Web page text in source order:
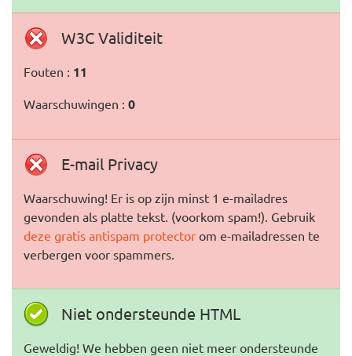
W3C Validiteit
Fouten : 11
Waarschuwingen : 0
E-mail Privacy
Waarschuwing! Er is op zijn minst 1 e-mailadres
gevonden als platte tekst. (voorkom spam!). Gebruik
deze gratis antispam protector om e-mailadressen te
verbergen voor spammers.
Niet ondersteunde HTML
Geweldig! We hebben geen niet meer ondersteunde